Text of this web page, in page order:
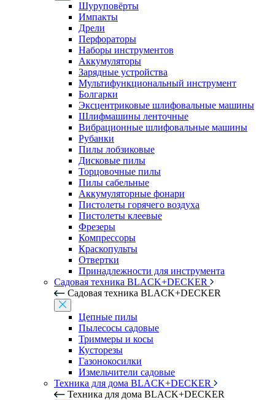
Шуруповёрты
Импакты
Дрели
Перфораторы
Наборы инструментов
Аккумуляторы
Зарядные устройства
Мультифункциональный инструмент
Болгарки
Эксцентриковые шлифовальные машины
Шлифмашины ленточные
Вибрационные шлифовальные машины
Рубанки
Пилы лобзиковые
Дисковые пилы
Торцовочные пилы
Пилы сабельные
Аккумуляторные фонари
Пистолеты горячего воздуха
Пистолеты клеевые
Фрезеры
Компрессоры
Краскопульты
Отвертки
Принадлежности для инструмента
Садовая техника BLACK+DECKER
Садовая техника BLACK+DECKER
Цепные пилы
Пылесосы садовые
Триммеры и косы
Кусторезы
Газонокосилки
Измельчители садовые
Техника для дома BLACK+DECKER
Техника для дома BLACK+DECKER